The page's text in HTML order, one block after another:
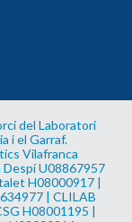
del Laboratori
i el Garraf.
Vilafranca
Despí U08867957
H08000917 |
| CLILAB
H08001195 |